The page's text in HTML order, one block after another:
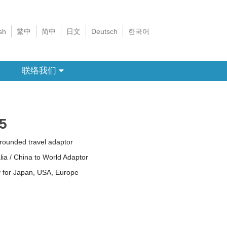
繁中 简中 日文 Deutsch 한국어
联络我们
travel adaptor
/ China to World Adaptor
for Japan, USA, Europe